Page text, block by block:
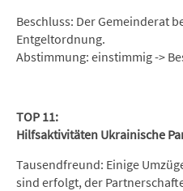
Beschluss: Der Gemeinderat
Entgeltordnung.
Abstimmung: einstimmig ->
TOP 11:
Hilfsaktivitäten Ukrainische
Tausendfreund: Einige
sind erfolgt, der